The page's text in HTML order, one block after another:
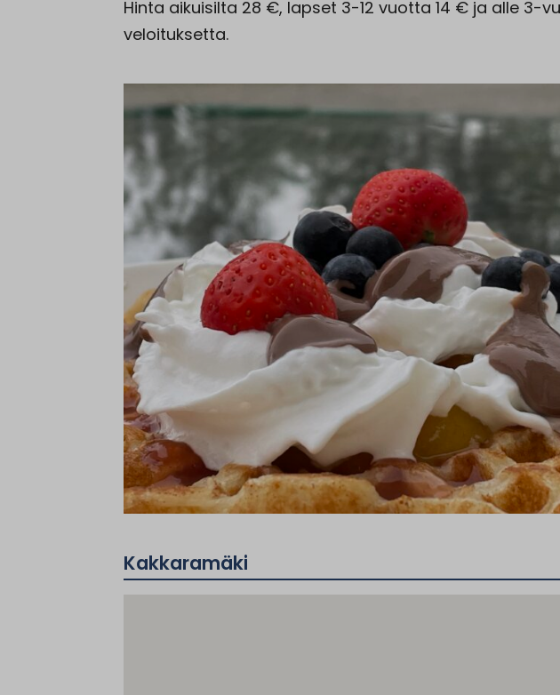
Hinta aikuisilta 28 €, lapset 3-12 vuotta 14 € ja alle 3-
veloituksetta.
Kakkaramäki